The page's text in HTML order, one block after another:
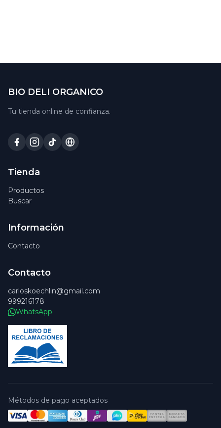
BIO DELI ORGANICO
Tu tienda online de confianza.
Tienda
Productos
Buscar
Información
Contacto
Contacto
carloskoechlin@gmail.com
999216178
WhatsApp
Métodos de pago aceptados